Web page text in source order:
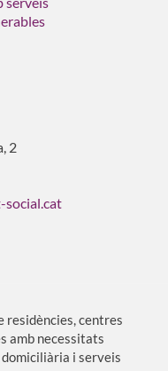
2
social.cat
residències, centres
amb necessitats
i serveis